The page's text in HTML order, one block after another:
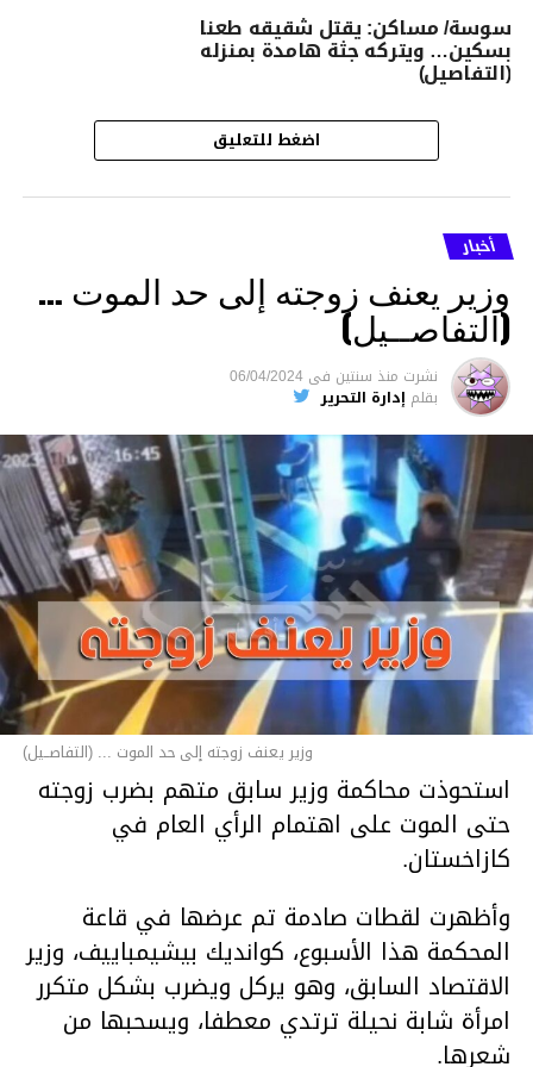
سوسة/ مساكن: يقتل شقيقه طعنا
بسكين… ويتركه جثة هامدة بمنزله
(التفاصيل)
اضغط للتعليق
أخبار
وزير يعنف زوجته إلى حد الموت …
(التفاصــيل)
نشرت منذ سنتين فى 06/04/2024
بقلم إدارة التحرير
وزير يعنف زوجته إلى حد الموت ... (التفاصــيل)
استحوذت محاكمة وزير سابق متهم بضرب زوجته
حتى الموت على اهتمام الرأي العام في
كازاخستان.
وأظهرت لقطات صادمة تم عرضها في قاعة
المحكمة هذا الأسبوع، كوانديك بيشيمباييف، وزير
الاقتصاد السابق، وهو يركل ويضرب بشكل متكرر
امرأة شابة نحيلة ترتدي معطفا، ويسحبها من
شعرها.